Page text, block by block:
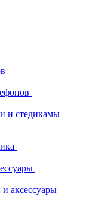
и стедикамы
аксессуары